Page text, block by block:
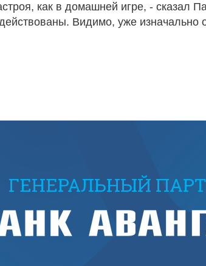
как в домашней игре, - сказал
Видимо, уже изначально
ГЕНЕРАЛЬНЫЙ